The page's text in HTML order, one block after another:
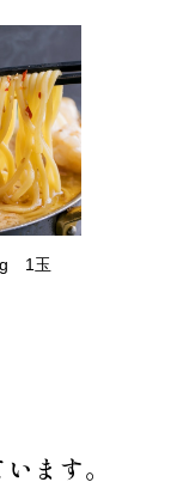
1玉
ます。